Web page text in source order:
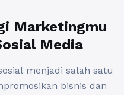
Marketingmu
Media
menjadi salah satu
bisnis dan